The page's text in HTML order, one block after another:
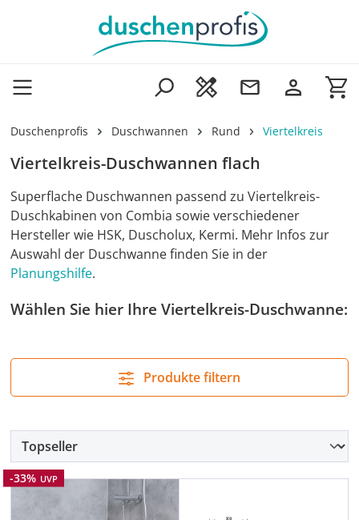
Zum Hauptinhalt springen
Duschenprofis Duschwannen Rund Viertelkreis
Viertelkreis-Duschwannen flach
Superflache Duschwannen passend zu Viertelkreis-
Duschkabinen von Combia sowie verschiedener
Hersteller wie HSK, Duscholux, Kermi. Mehr Infos zur
Auswahl der Duschwanne finden Sie in der
Planungshilfe.
Wählen Sie hier Ihre Viertelkreis-Duschwanne:
Produkte filtern
Rabatt
-33% UVP